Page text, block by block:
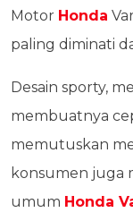
Motor Honda
paling diminati
Desain sporty,
membuatnya
memutuskan
konsumen juga
umum Honda